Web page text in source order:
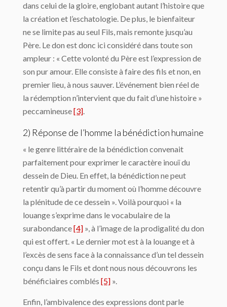
dans celui de la gloire, englobant autant l’histoire que
la création et l’eschatologie. De plus, le bienfaiteur
ne se limite pas au seul Fils, mais remonte jusqu’au
Père. Le don est donc ici considéré dans toute son
ampleur : « Cette volonté du Père est l’expression de
son pur amour. Elle consiste à faire des fils et non, en
premier lieu, à nous sauver. L’événement bien réel de
la rédemption n’intervient que du fait d’une histoire »
peccamineuse[3].
2) Réponse de l’homme la bénédiction humaine
« le genre littéraire de la bénédiction convenait
parfaitement pour exprimer le caractère inouï du
dessein de Dieu. En effet, la bénédiction ne peut
retentir qu’à partir du moment où l’homme découvre
la plénitude de ce dessein ». Voilà pourquoi « la
louange s’exprime dans le vocabulaire de la
surabondance[4] », à l’image de la prodigalité du don
qui est offert. « Le dernier mot est à la louange et à
l’excès de sens face à la connaissance d’un tel dessein
conçu dans le Fils et dont nous nous découvrons les
bénéficiaires comblés [5] ».
Enfin, l’ambivalence des expressions dont parle